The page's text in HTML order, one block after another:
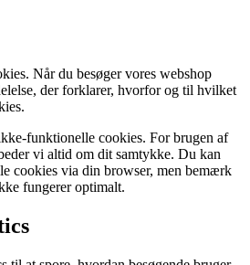
Når du besøger vores webshop
der forklarer, hvorfor og til hvilket
funktionelle cookies. For brugen af
vi altid om dit samtykke. Du kan
cookies via din browser, men bemærk
fungerer optimalt.